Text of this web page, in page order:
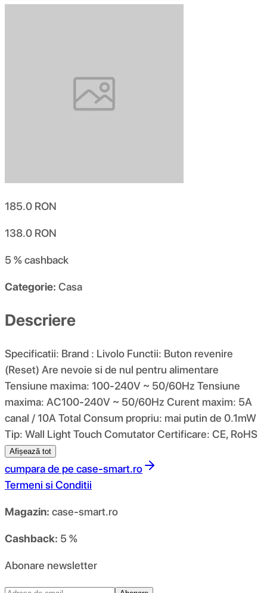
185.0 RON
138.0 RON
5 %cashback
Categorie: Casa
Descriere
Specificatii: Brand : Livolo Functii: Buton revenire
(Reset) Are nevoie si de nul pentru alimentare
Tensiune maxima: 100-240V ~ 50/60Hz Tensiune
maxima: AC100-240V ~ 50/60Hz Curent maxim: 5A
canal / 10A Total Consum propriu: mai putin de 0.1mW
Tip: Wall Light Touch Comutator Certificare: CE, RoHS
Afișează tot
cumpara de pe case-smart.ro
Termeni si Conditii
Magazin: case-smart.ro
Cashback: 5 %
Abonare newsletter